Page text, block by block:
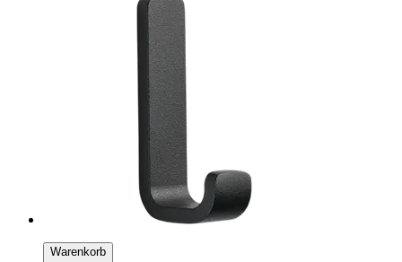
Warenkorb